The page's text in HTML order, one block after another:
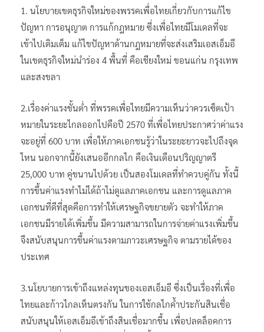
1. นโยบายเขตธุรกิจใหม่ของพรรคเพื่อไทยเกี่ยวกับการแก้ไข
ปัญหา การอนุญาต การแก้กฎหมาย ซึ่งเพื่อไทยมีโมเดลที่จะ
เข้าไปเติมเต็ม แก้ไขปัญหาด้านกฎหมายที่จะส่งเสริมเอสเอ็มอี
ในเขตธุรกิจใหม่นำร่อง 4 พื้นที่ คือเชียงใหม่ ขอนแก่น กรุงเทพ
และสงขลา
2.เรื่องค่าแรงขั้นต่ำ ที่พรรคเพื่อไทยมีความเห็นว่าควรเซ็ตเป้า
หมายในระยะไกลออกไปคือปี 2570 ที่เพื่อไทยประกาศว่าค่าแรง
จะอยู่ที่ 600 บาท เพื่อให้ภาคเอกชนรู้ว่าในระยะยาวจะไปถึงจุด
ไหน นอกจากนี้ยังเสนออีกกลไก คือเงินเดือนปริญญาตรี
25,000 บาท คู่ขนานไปด้วย เป็นสองโมเดลที่ทำควบคู่กัน ทั้งนี้
การขึ้นค่าแรงทำไม่ได้ถ้าไม่ดูแลภาคเอกชน และการดูแลภาค
เอกชนที่ดีที่สุดคือการทำให้เศรษฐกิจขยายตัว จะทำให้ภาค
เอกชนมีรายได้เพิ่มขึ้น มีความสามารถในการจ่ายค่าแรงเพิ่มขึ้น
จึงสนับสนุนการขึ้นค่าแรงตามภาวะเศรษฐกิจ ตามรายได้ของ
ประเทศ
3.นโยบายการเข้าถึงแหล่งทุนของเอสเอ็มอี ซึ่งเป็นเรื่องที่เพื่อ
ไทยและก้าวไกลเห็นตรงกัน ในการใช้กลไกค้ำประกันสินเชื่อ
สนับสนุนให้เอสเอ็มอีเข้าถึงสินเชื่อมากขึ้น เพื่อปลดล็อคการ